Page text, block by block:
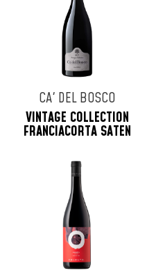
CA' DEL BOSCO
VINTAGE COLLECTION
FRANCIACORTA SATEN